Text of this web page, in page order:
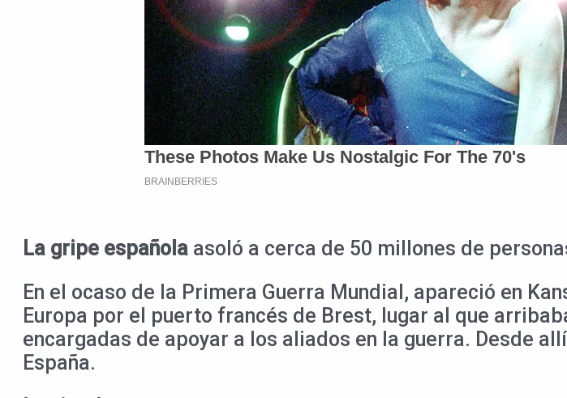
La gripe española asoló a cerca de 50 millones de
En el ocaso de la Primera Guerra Mundial, apareció en
Europa por el puerto francés de Brest, lugar al que
encargadas de apoyar a los aliados en la guerra. Desde
España.